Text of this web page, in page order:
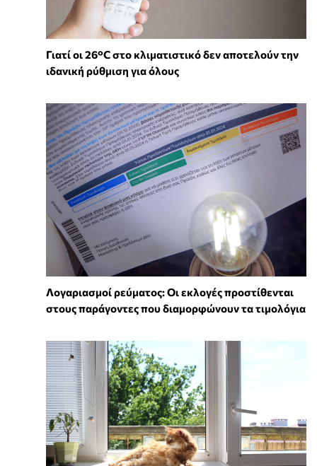
Γιατί οι 26°C στο κλιματιστικό δεν αποτελούν την
ιδανική ρύθμιση για όλους
Λογαριασμοί ρεύματος: Οι εκλογές προστίθενται
στους παράγοντες που διαμορφώνουν τα τιμολόγια